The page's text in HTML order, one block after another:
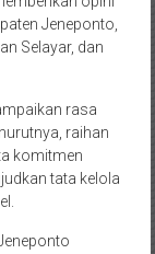
Jeneponto,
Selayar, dan
rasa
raihan
komitmen
tata kelola